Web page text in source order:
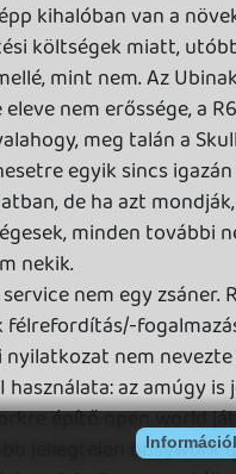
képzelni, milyen állapotban
of Time remake, ha
utolsó simításokat végezték
pillanatban inkább
IP meggyalázása és földbe
az eddig beleölt
ellenére is. Ez azért felvet
bennem, hogy a projekt
értenek ahhoz, ami a
volna? Ami nem ám valami
igénylő feladat volt,
éves, kész, szinte tökéletes
köntösbe öltözetése.
van, hogy a generatív AI
a Ubi portfóliójához,
egy évtizede a már
hasznosítják újra.
a Ubinál emiatt
alkalmazni, ha a teljes